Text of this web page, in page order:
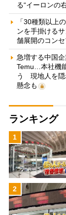
る“イーロンの
「30種類以上
ンを手掛ける
舗展開のコン
急増する中国
Temu…本社機
う 現地人を隠
懸念も
ランキング
1
2